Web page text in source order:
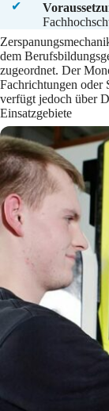
dem
zugeordnet. Der
Fachrichtungen oder
verfügt jedoch über
Einsatzgebiete